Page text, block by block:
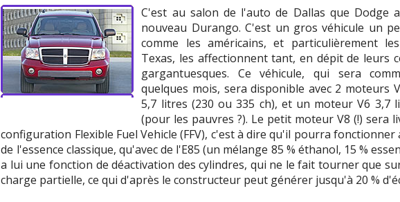
C'est au salon de l'auto de Dallas que Dodge
nouveau Durango. C'est un gros véhicule un
comme les américains, et particulièrement
Texas, les affectionnent tant, en dépit de leurs
gargantuesques. Ce véhicule, qui sera
quelques mois, sera disponible avec 2 moteurs
5,7 litres (230 ou 335 ch), et un moteur V6 3,7
(pour les pauvres ?). Le petit moteur V8 (!) sera
configuration Flexible Fuel Vehicle (FFV), c'est à dire qu'il pourra fonctionner
de l'essence classique, qu'avec de l'E85 (un mélange 85 % éthanol, 15 %
a lui une fonction de déactivation des cylindres, qui ne le fait tourner que
charge partielle, ce qui d'après le constructeur peut générer jusqu'à 20 %